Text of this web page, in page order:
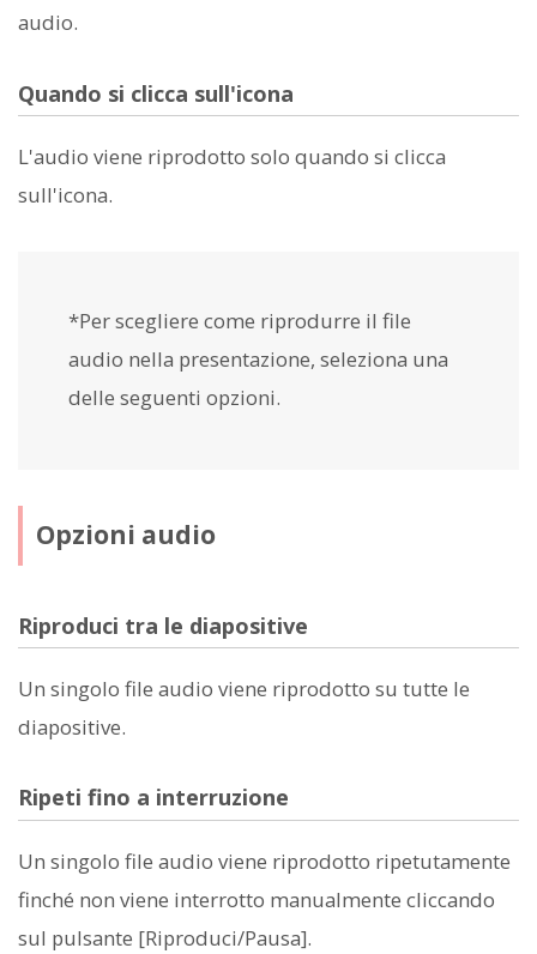
audio.
Quando si clicca sull'icona
L'audio viene riprodotto solo quando si clicca
sull'icona.
*Per scegliere come riprodurre il file
audio nella presentazione, seleziona una
delle seguenti opzioni.
Opzioni audio
Riproduci tra le diapositive
Un singolo file audio viene riprodotto su tutte le
diapositive.
Ripeti fino a interruzione
Un singolo file audio viene riprodotto ripetutamente
finché non viene interrotto manualmente cliccando
sul pulsante [Riproduci/Pausa].